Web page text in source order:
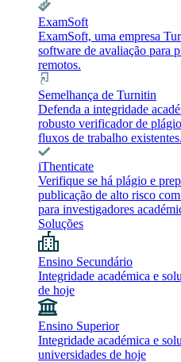
ExamSoft
ExamSoft, uma empresa
software de avaliação para
remotos.
Semelhança de Turnitin
Defenda a integridade
robusto verificador de
fluxos de trabalho existentes.
iThenticate
Verifique se há plágio e
publicação de alto risco
para investigadores
Soluções
Ensino Secundário
Integridade académica e
de hoje
Ensino Superior
Integridade académica e
universidades de hoje